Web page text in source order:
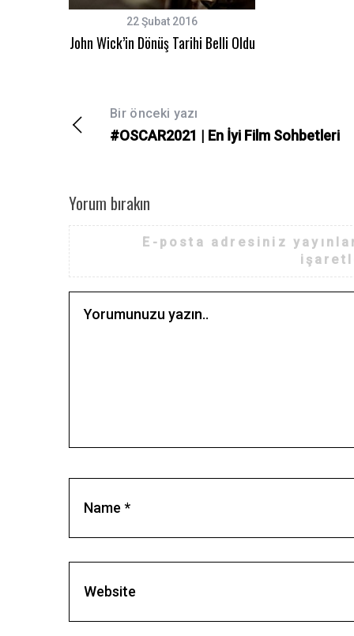
22 Şubat 2016
John Wick’in Dönüş Tarihi Belli Oldu
Bir önceki yazı
#OSCAR2021 | En İyi Film Sohbetleri
Yorum bırakın
E-posta adresiniz